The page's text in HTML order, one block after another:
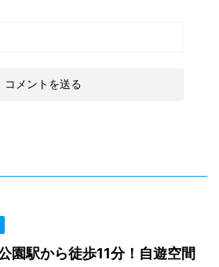
園駅から徒歩11分！自遊空間